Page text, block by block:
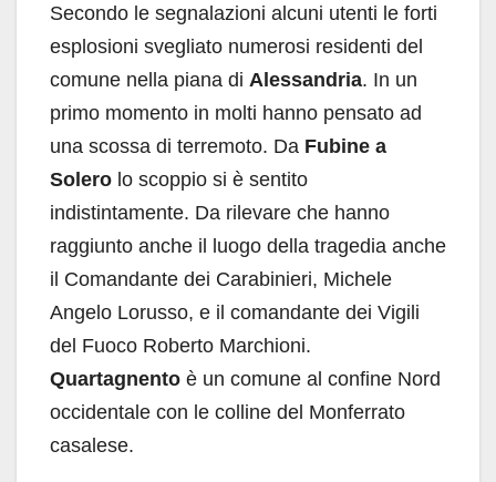
Secondo le segnalazioni alcuni utenti le forti
esplosioni svegliato numerosi residenti del
comune nella piana di Alessandria. In un
primo momento in molti hanno pensato ad
una scossa di terremoto. Da Fubine a
Solero lo scoppio si è sentito
indistintamente. Da rilevare che hanno
raggiunto anche il luogo della tragedia anche
il Comandante dei Carabinieri, Michele
Angelo Lorusso, e il comandante dei Vigili
del Fuoco Roberto Marchioni.
Quartagnento è un comune al confine Nord
occidentale con le colline del Monferrato
casalese.